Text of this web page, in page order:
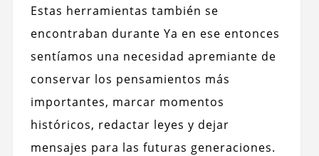
Estas herramientas también se
encontraban durante Ya en ese entonces
sentíamos una necesidad apremiante de
conservar los pensamientos más
importantes, marcar momentos
históricos, redactar leyes y dejar
mensajes para las futuras generaciones.